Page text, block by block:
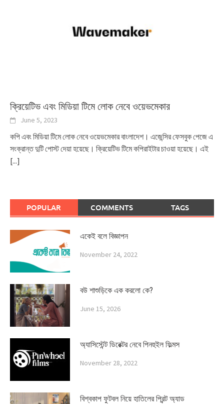
ক্রিয়েটিভ এবং মিডিয়া টিমে লোক নেবে ওয়েভমেকার
June 5, 2023
কপি এবং মিডিয়া টিমে লোক নেবে ওয়েভমেকার বাংলাদেশ। এজেন্সির ফেসবুক পেজে এ
সংক্রান্ত দুটি পোস্ট দেয়া হয়েছে। ক্রিয়েটিভ টিমে কপিরাইটার চাওয়া হয়েছে। এই
[...]
POPULAR COMMENTS TAGS
একেই বলে বিজ্ঞাপন
November 24, 2022
বউ শাশুড়িকে এক করলো কে?
June 15, 2026
অ্যাসিস্টেন্ট ডিরেক্টর নেবে পিনহুইল ফিল্মস
November 28, 2022
বিশ্বকাপ ফুটবল নিয়ে হাতিলের প্রিন্ট অ্যাড